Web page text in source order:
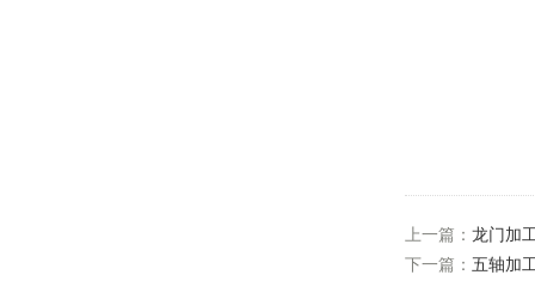
上一篇： 龙门加
下一篇： 五轴加